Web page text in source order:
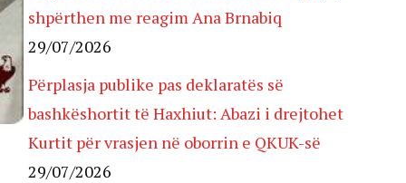
shpërthen me reagim Ana Brnabiq
29/07/2026
Përplasja publike pas deklaratës së
bashkëshortit të Haxhiut: Abazi i drejtohet
Kurtit për vrasjen në oborrin e QKUK-së
29/07/2026